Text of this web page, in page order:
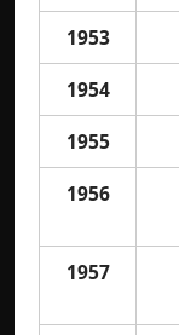
1953
1954
1955
1956
1957